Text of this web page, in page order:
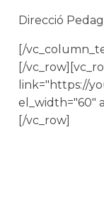
Direcció
[/
[/
link="https://
el_width="60"
[/vc_row]